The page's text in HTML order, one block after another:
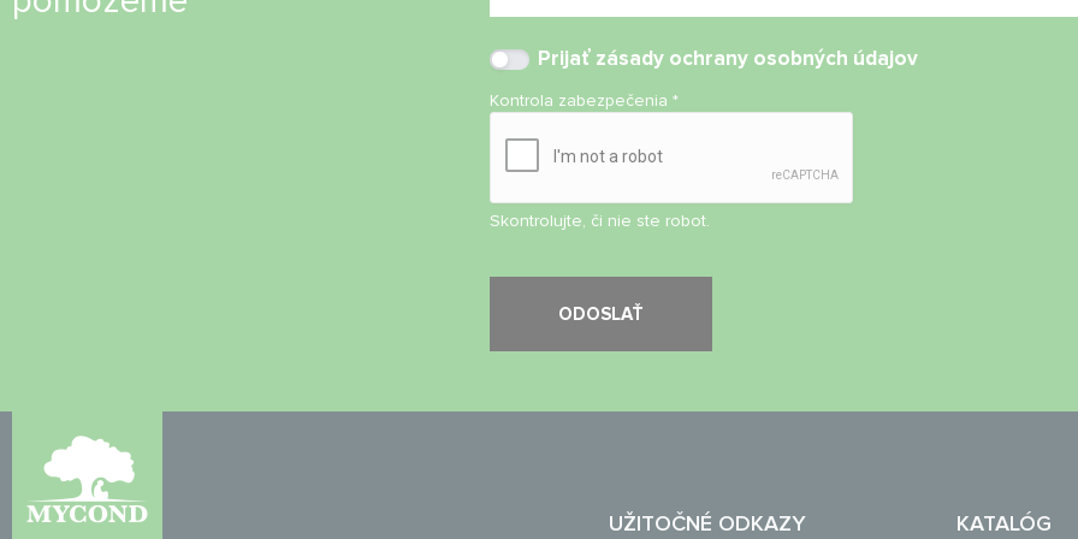
Prijať zásady ochrany osobných údajov
Kontrola zabezpečenia*
Skontrolujte, či nie ste robot.
UŽITOČNÉ ODKAZY KATALÓG